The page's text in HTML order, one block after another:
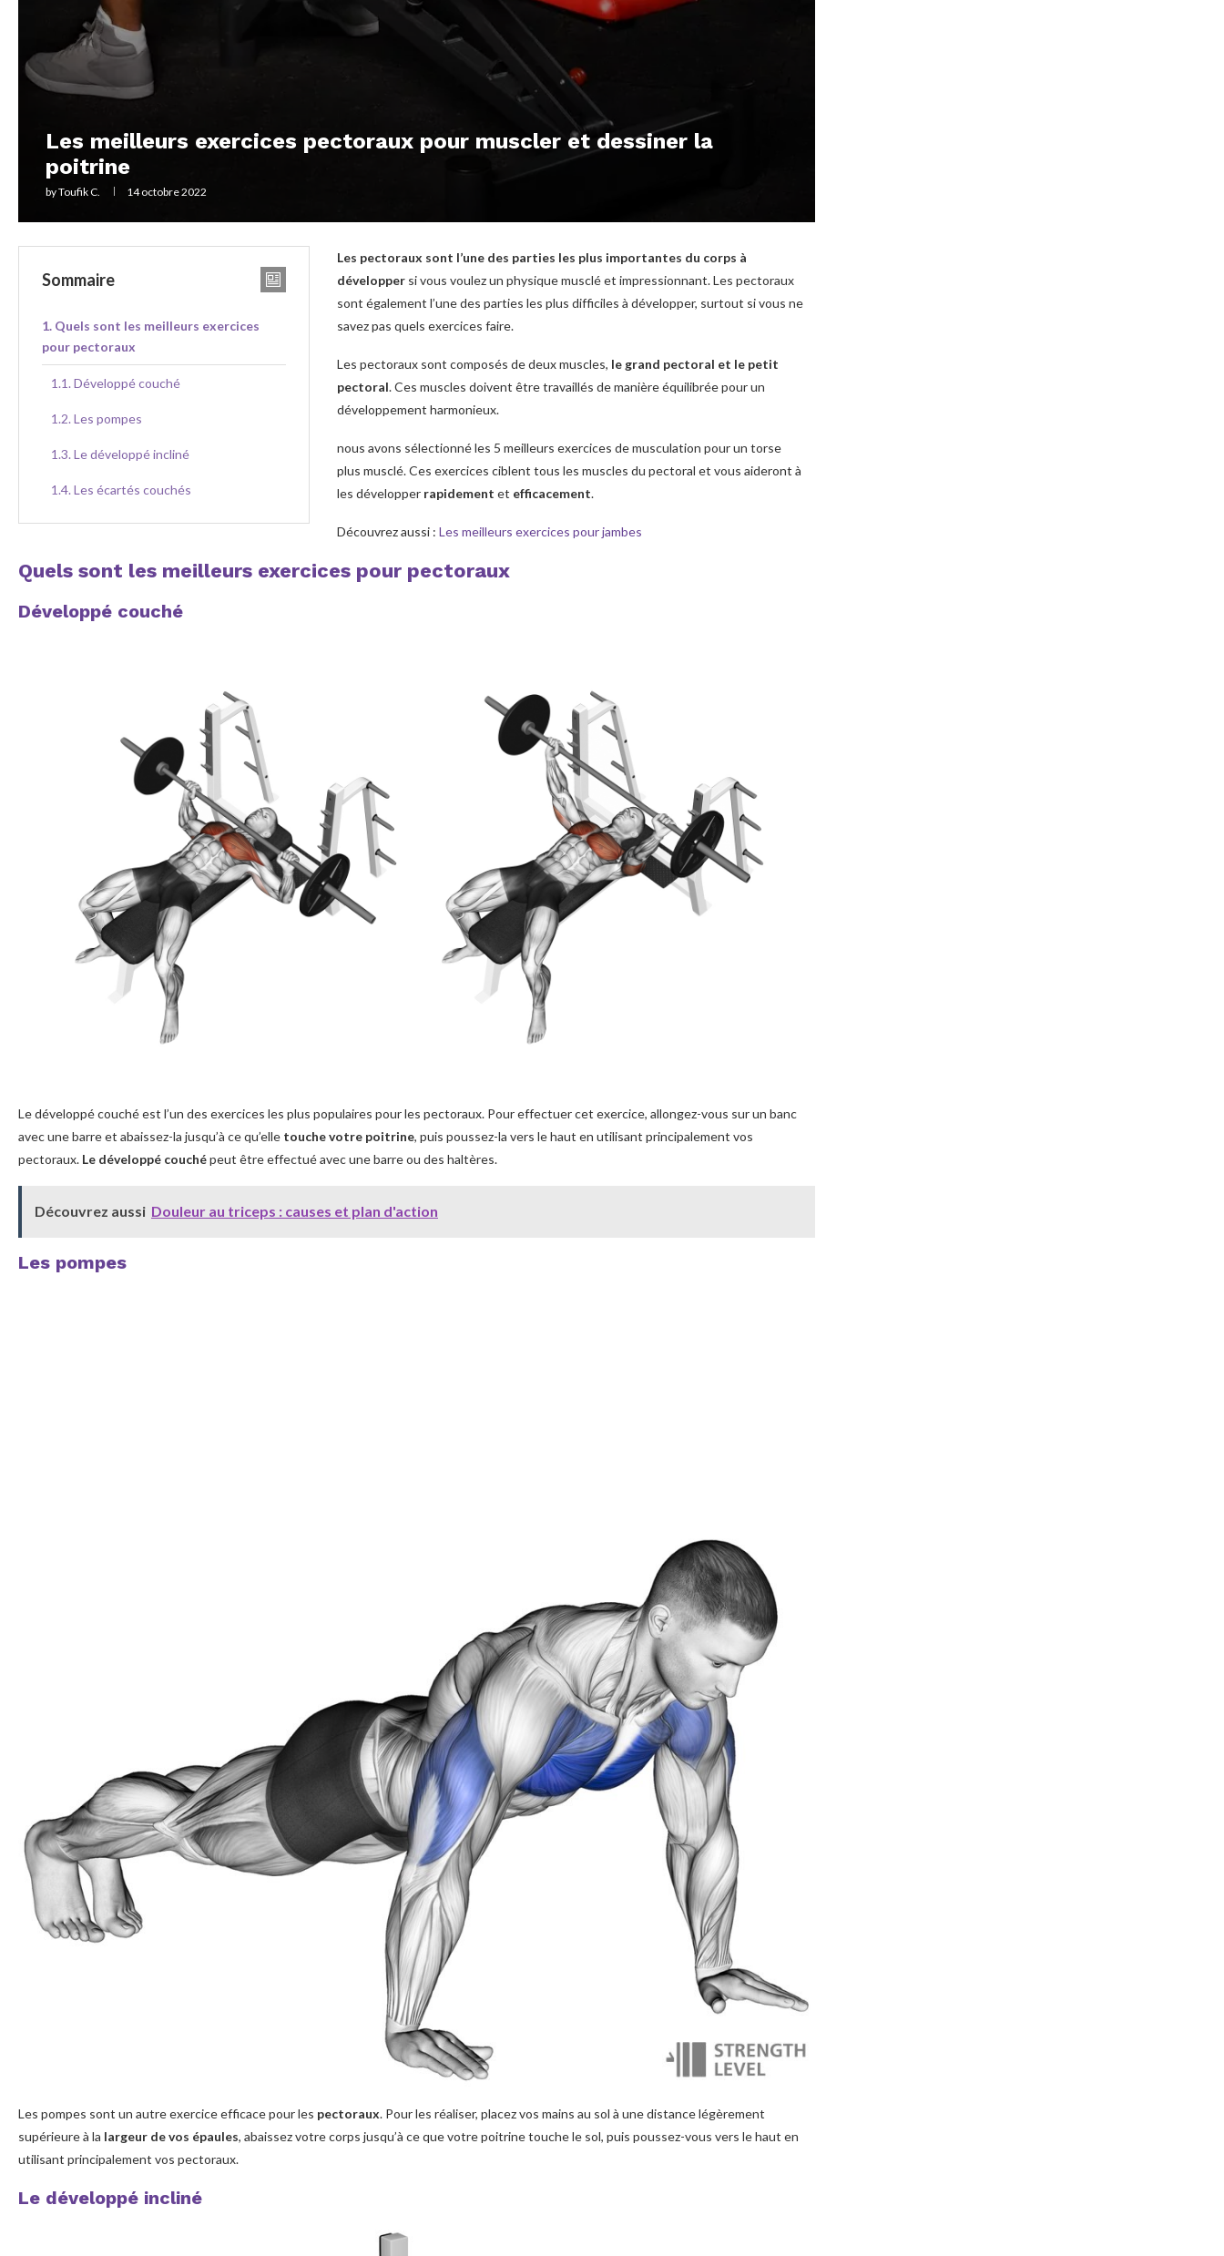
Les meilleurs exercices pectoraux pour muscler et dessiner la
poitrine
byToufik C. 14 octobre 2022
Sommaire
Quels sont les meilleurs exercices
pour pectoraux
Développé couché
Les pompes
Le développé incliné
Les écartés couchés
Les pectoraux sont l’une des parties les plus importantes du corps à
développer si vous voulez un physique musclé et impressionnant. Les pectoraux
sont également l’une des parties les plus difficiles à développer, surtout si vous ne
savez pas quels exercices faire.
Les pectoraux sont composés de deux muscles, le grand pectoral et le petit
pectoral. Ces muscles doivent être travaillés de manière équilibrée pour un
développement harmonieux.
nous avons sélectionné les 5 meilleurs exercices de musculation pour un torse
plus musclé. Ces exercices ciblent tous les muscles du pectoral et vous aideront à
les développer rapidement et efficacement.
Découvrez aussi : Les meilleurs exercices pour jambes
Quels sont les meilleurs exercices pour pectoraux
Développé couché
Le développé couché est l’un des exercices les plus populaires pour les pectoraux. Pour effectuer cet exercice, allongez-vous sur un banc
avec une barre et abaissez-la jusqu’à ce qu’elle touche votre poitrine, puis poussez-la vers le haut en utilisant principalement vos
pectoraux. Le développé couchépeut être effectué avec une barre ou des haltères.
Découvrez aussi Douleur au triceps : causes et plan d'action
Les pompes
Les pompes sont un autre exercice efficace pour les pectoraux. Pour les réaliser, placez vos mains au sol à une distance légèrement
supérieure à la largeur de vos épaules, abaissez votre corps jusqu’à ce que votre poitrine touche le sol, puis poussez-vous vers le haut en
utilisant principalement vos pectoraux.
Le développé incliné